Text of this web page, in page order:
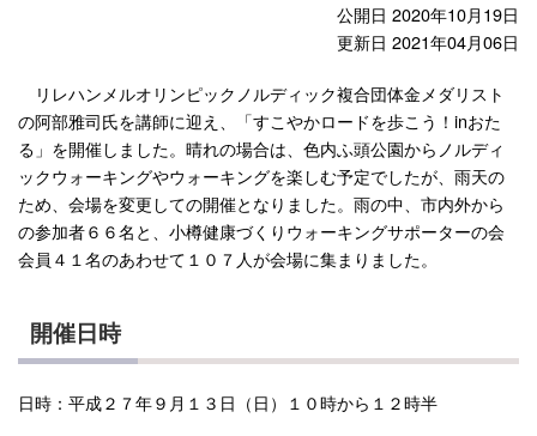
公開日 2020年10月19日
更新日 2021年04月06日
リレハンメルオリンピックノルディック複合団体金メダリスト
の阿部雅司氏を講師に迎え、「すこやかロードを歩こう！inおた
る」を開催しました。晴れの場合は、色内ふ頭公園からノルディ
ックウォーキングやウォーキングを楽しむ予定でしたが、雨天の
ため、会場を変更しての開催となりました。雨の中、市内外から
の参加者６６名と、小樽健康づくりウォーキングサポーターの会
会員４１名のあわせて１０７人が会場に集まりました。
開催日時
日時：平成２７年９月１３日（日）１０時から１２時半